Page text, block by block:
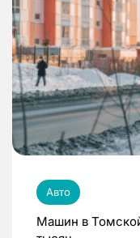
Авто
Машин в